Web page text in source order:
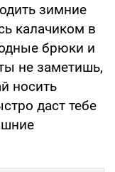
зимние
калачиком в
брюки и
не заметишь,
носить
даст тебе